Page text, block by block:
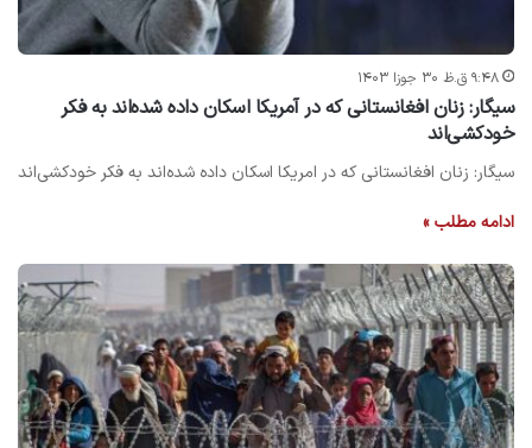
۹:۴۸ ق.ظ ۳۰ جوزا ۱۴۰۳
سیگار: زنان افغانستانی که در آمریکا اسکان داده شده‌اند به فکر
خودکشی‌اند
سیگار: زنان افغانستانی که در امریکا اسکان داده شده‌اند به فکر خودکشی‌اند
ادامه مطلب »